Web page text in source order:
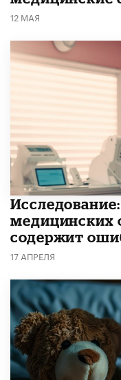
12 МАЯ
медицинских
содержит
17 АПРЕЛЯ